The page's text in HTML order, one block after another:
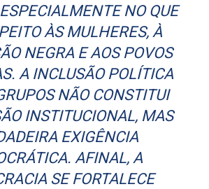
NO QUE
ÀS MULHERES, À
NEGRA E AOS POVOS
A INCLUSÃO POLÍTICA
NÃO CONSTITUI
INSTITUCIONAL, MAS
EXIGÊNCIA
AFINAL, A
SE FORTALECE